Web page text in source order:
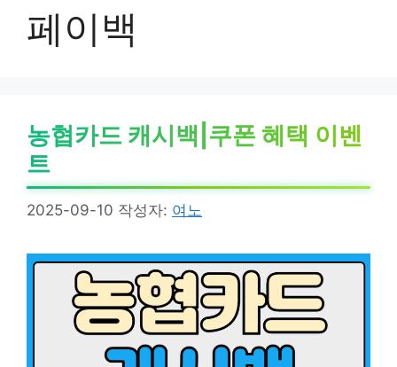
페이백
농협카드 캐시백|쿠폰 혜택 이벤
트
2025-09-10 작성자: 여노